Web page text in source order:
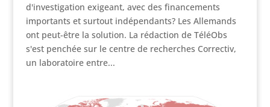
d'investigation exigeant, avec des financements
importants et surtout indépendants? Les Allemands
ont peut-être la solution. La rédaction de TéléObs
s'est penchée sur le centre de recherches Correctiv,
un laboratoire entre...